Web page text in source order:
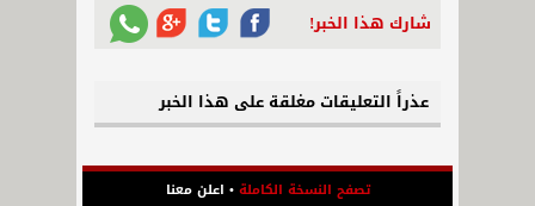
شارك هذا الخبر!
عذراً التعليقات مغلقة على هذا الخبر
تصفح النسخة الكاملة• اعلن معنا